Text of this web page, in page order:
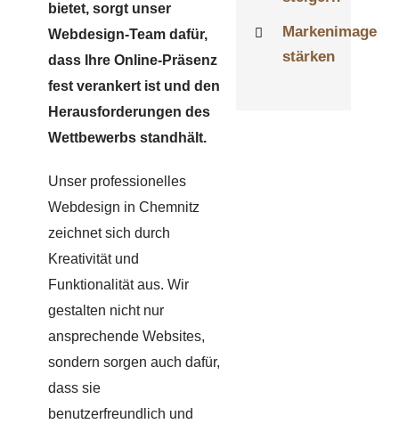
bietet, sorgt unser
Webdesign-Team dafür,
dass Ihre Online-Präsenz
fest verankert ist und den
Herausforderungen des
Wettbewerbs standhält.
Unser professionelles
Webdesign in Chemnitz
zeichnet sich durch
Kreativität und
Funktionalität aus. Wir
gestalten nicht nur
ansprechende Websites,
sondern sorgen auch dafür,
dass sie
benutzerfreundlich und
Markenimage
stärken